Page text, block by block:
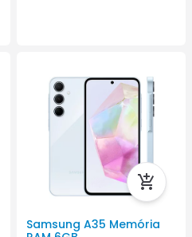
Samsung A35 Memória